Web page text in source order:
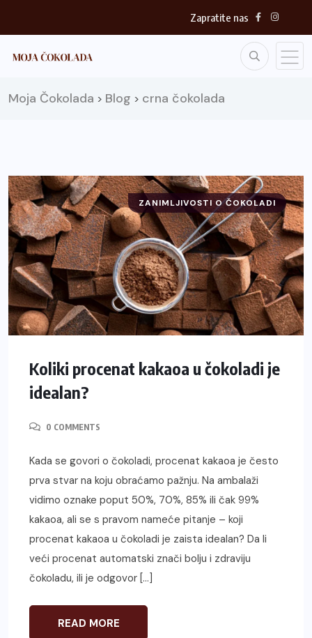
Zapratite nas
Moja Čokolada > Blog > crna čokolada
ZANIMLJIVOSTI O ČOKOLADI
Koliki procenat kakaoa u čokoladi je
idealan?
0 COMMENTS
Kada se govori o čokoladi, procenat kakaoa je često
prva stvar na koju obraćamo pažnju. Na ambalaži
vidimo oznake poput 50%, 70%, 85% ili čak 99%
kakaoa, ali se s pravom nameće pitanje – koji
procenat kakaoa u čokoladi je zaista idealan? Da li
veći procenat automatski znači bolju i zdraviju
čokoladu, ili je odgovor […]
READ MORE